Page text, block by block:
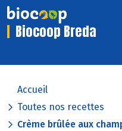
Biocoop Breda
Accueil
Toutes nos recettes
Crème brûlée aux